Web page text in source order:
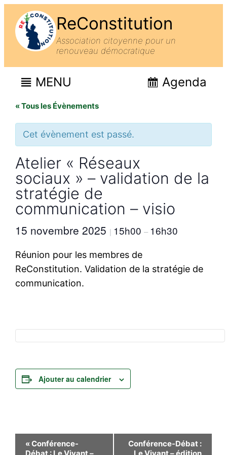
ReConstitution
Association citoyenne pour un
renouveau démocratique
MENU Agenda
« Tous les Évènements
Cet évènement est passé.
Atelier « Réseaux
sociaux » – validation de la
stratégie de
communication – visio
15 novembre 2025 | 15h00– 16h30
Réunion pour les membres de
ReConstitution. Validation de la stratégie de
communication.
Ajouter au calendrier
Navigation
«Conférence-
Conférence-Débat :